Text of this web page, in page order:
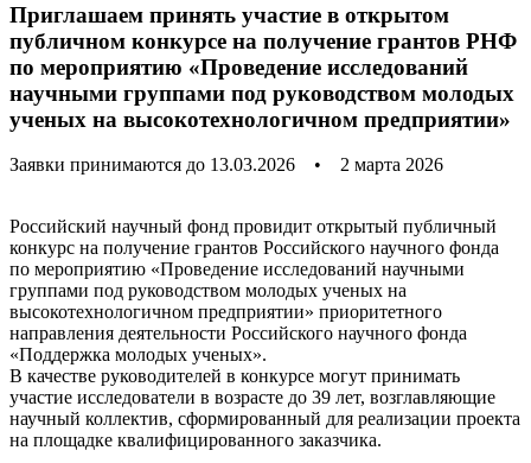
Приглашаем принять участие в открытом
публичном конкурсе на получение грантов РНФ
по мероприятию «Проведение исследований
научными группами под руководством молодых
ученых на высокотехнологичном предприятии»
Заявки принимаются до 13.03.2026 • 2 марта 2026
Российский научный фонд провидит открытый публичный
конкурс на получение грантов Российского научного фонда
по мероприятию «Проведение исследований научными
группами под руководством молодых ученых на
высокотехнологичном предприятии» приоритетного
направления деятельности Российского научного фонда
«Поддержка молодых ученых».
В качестве руководителей в конкурсе могут принимать
участие исследователи в возрасте до 39 лет, возглавляющие
научный коллектив, сформированный для реализации проекта
на площадке квалифицированного заказчика.